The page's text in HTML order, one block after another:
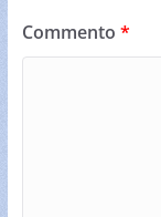
Commento *